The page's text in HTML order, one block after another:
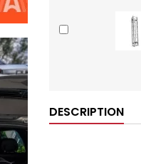
DESCRIPTION